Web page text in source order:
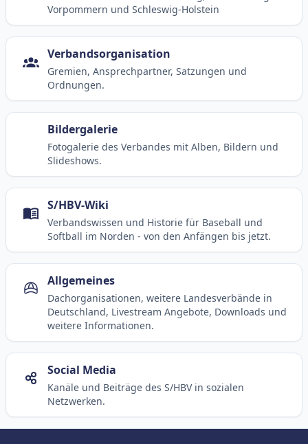
Vorpommern und Schleswig-Holstein
Verbandsorganisation
Gremien, Ansprechpartner, Satzungen und
Ordnungen.
Bildergalerie
Fotogalerie des Verbandes mit Alben, Bildern und
Slideshows.
S/HBV-Wiki
Verbandswissen und Historie für Baseball und
Softball im Norden - von den Anfängen bis jetzt.
Allgemeines
Dachorganisationen, weitere Landesverbände in
Deutschland, Livestream Angebote, Downloads und
weitere Informationen.
Social Media
Kanäle und Beiträge des S/HBV in sozialen
Netzwerken.